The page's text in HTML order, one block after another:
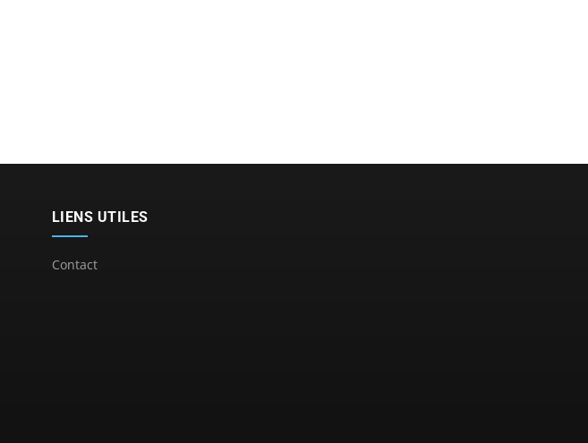
LIENS UTILES
Contact